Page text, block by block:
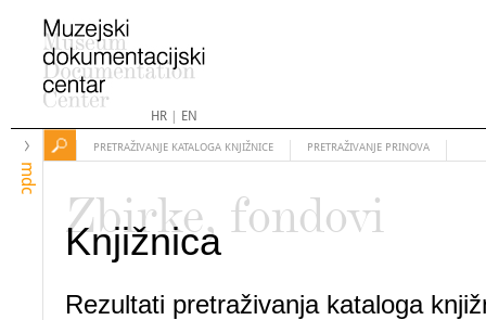
HR| EN
mdc
PRETRAŽIVANJE KATALOGA KNJIŽNICE PRETRAŽIVANJE PRINOVA
Zbirke, fondovi
Knjižnica
Rezultati pretraživanja kataloga